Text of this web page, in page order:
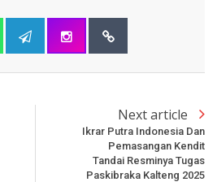
Next article
Ikrar Putra Indonesia Dan
Pemasangan Kendit
Tandai Resminya Tugas
Paskibraka Kalteng 2025